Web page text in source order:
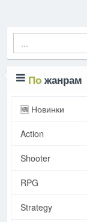
По жанрам
🆕 Новинки
Action
Shooter
RPG
Strategy